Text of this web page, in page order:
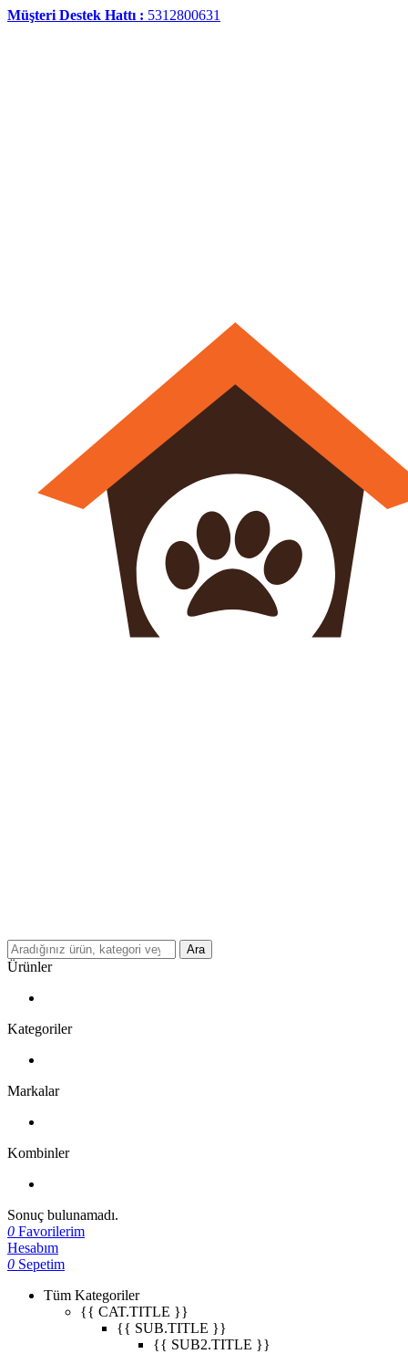
Müşteri Destek Hattı : 5312800631
Ara
Ürünler
Kategoriler
Markalar
Kombinler
Sonuç bulunamadı.
0 Favorilerim
Hesabım
0 Sepetim
Tüm Kategoriler
{{ CAT.TITLE }}
{{ SUB.TITLE }}
{{ SUB2.TITLE }}